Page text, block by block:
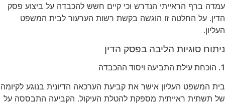
הנדרש וכי קיים חשש להכבדה על ביצוע פסק
זו הוגשה בקשת רשות הערעור לבית המשפט
הליבה בפסק הדין
אישר את קביעת הערכאה הדיונית בנוגע לקיומה
מספקת להטלת העיקול. הקביעה התבססה על